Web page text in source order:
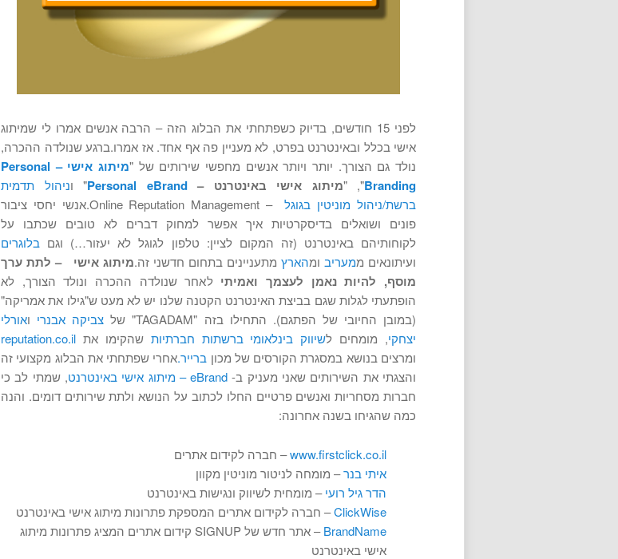
לפני 15 חודשים, בדיוק כשפתחתי את הבלוג הזה – הרבה אנשים אמרו לי שמיתוג
אישי בכלל ובאינטרנט בפרט, לא מעניין פה אף אחד. אז אמרו.ברגע שנולדה ההכרה,
נולד גם הצורך. יותר ויותר אנשים מחפשי שירותים של "
מיתוג אישי – Personal
Branding
", "מיתוג אישי באינטרנט –Personal eBrand" וניהול תדמית
ברשת/ניהול מוניטין בגוגל
– Online Reputation Management.אנשי יחסי ציבור
פונים ושואלים בדיסקרטיות איך אפשר למחוק דברים לא טובים שכתבו על
לקוחותיהם באינטרנט (זה המקום לציין: טלפון לגוגל לא יעזור…) וגם בלוגרים
ועיתונאים ממעריב ומהארץ מתעניינים בתחום חדשני זה.מיתוג אישי – לתת ערך
מוסף, להיות נאמן לעצמך ואמיתילאחר שנולדה ההכרה ונולד הצורך, לא
הופתעתי לגלות שגם בביצת האינטרנט הקטנה שלנו יש לא מעט ש"גילו את אמריקה"
(במובן החיובי של הפתגם). התחילו בזה "TAGADAM" של
צביקה אבנרי ואורלי
יצחקי, מומחים לשיווק בינלאומי ברשתות חברתיות שהקימו את reputation.co.il
ומרצים בנושא במסגרת הקורסים של מכון ברייר.אחרי שפתחתי את הבלוג מקצועי זה
והצגתי את השירותים שאני מעניק ב- eBrand – מיתוג אישי באינטרנט
, שמתי לב כי
חברות מסחריות ואנשים פרטיים החלו לכתוב על הנושא ולתת שירותים דומים. והנה
כמה שהגיחו בשנה אחרונה:
www.firstclick.co.il– חברה לקידום אתרים
איתי בנר– מומחה לניטור מוניטין מקוון
הדר גיל רועי– מומחית לשיווק ונגישות באינטרנט
ClickWise – חברה לקידום אתרים המספקת פתרונות מיתוג אישי באינטרנט
BrandName
– אתר חדש של SIGNUP קידום אתרים המציג פתרונות מיתוג
אישי באינטרנט